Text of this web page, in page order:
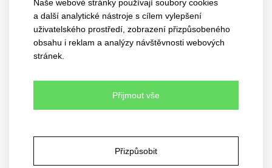
Naše webové stránky používají soubory cookies
a další analytické nástroje s cílem vylepšení
uživatelského prostředí, zobrazení přizpůsobeného
obsahu i reklam a analýzy návštěvnosti webových
stránek.
Přijmout vše
Přizpůsobit
new meshfit
2 barvy